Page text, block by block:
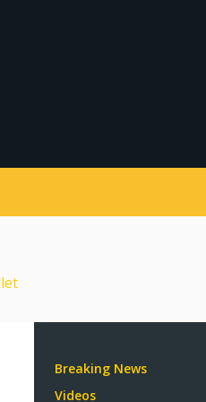
Breaking News
Videos